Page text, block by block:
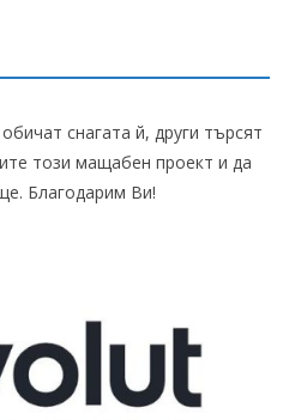
снагата й, други търсят
този мащабен проект и да
Благодарим Ви!